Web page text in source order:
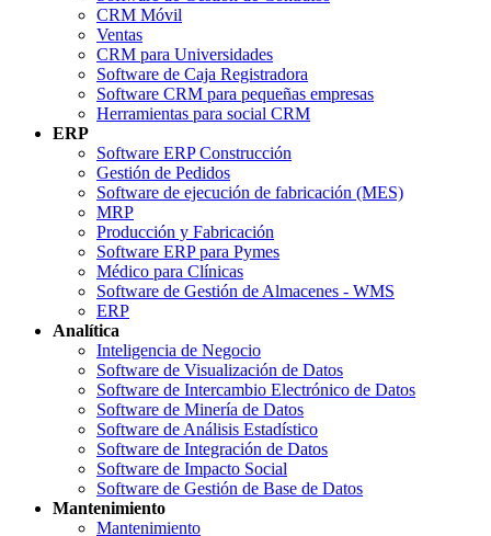
CRM Móvil
Ventas
CRM para Universidades
Software de Caja Registradora
Software CRM para pequeñas empresas
Herramientas para social CRM
ERP
Software ERP Construcción
Gestión de Pedidos
Software de ejecución de fabricación (MES)
MRP
Producción y Fabricación
Software ERP para Pymes
Médico para Clínicas
Software de Gestión de Almacenes - WMS
ERP
Analítica
Inteligencia de Negocio
Software de Visualización de Datos
Software de Intercambio Electrónico de Datos
Software de Minería de Datos
Software de Análisis Estadístico
Software de Integración de Datos
Software de Impacto Social
Software de Gestión de Base de Datos
Mantenimiento
Mantenimiento